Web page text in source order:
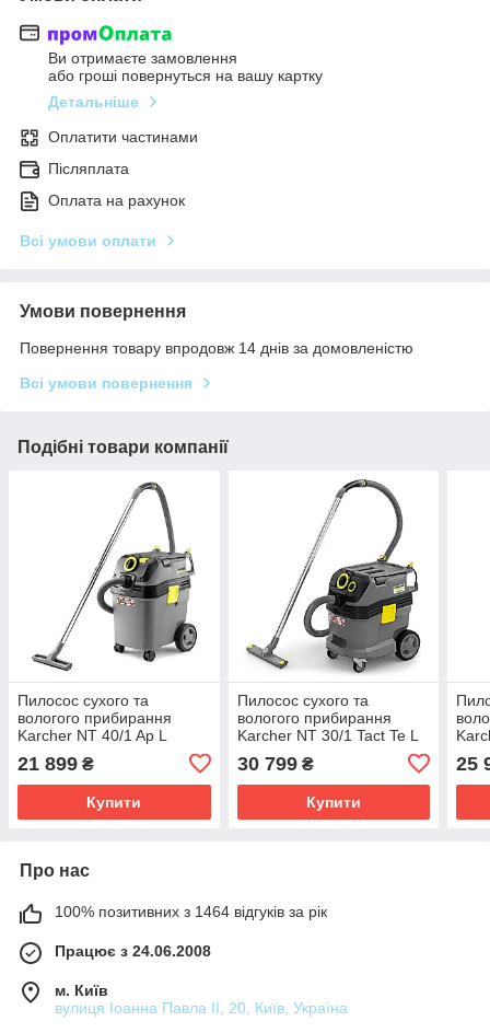
Ви отримаєте замовлення
або гроші повернуться на вашу картку
Детальніше
Оплатити частинами
Післяплата
Оплата на рахунок
Всі умови оплати
Умови повернення
Повернення товару впродовж 14 днів за домовленістю
Всі умови повернення
Подібні товари компанії
Пилосос сухого та
вологого прибирання
Karcher NT 40/1 Ap L
21 899 ₴
Купити
Пилосос сухого та
вологого прибирання
Karcher NT 30/1 Tact Te L
30 799₴
Купити
25
Про нас
100% позитивних з 1464 відгуків за рік
Працює з 24.06.2008
м. Київ
вулиця Іоанна Павла ІІ, 20, Київ, Україна